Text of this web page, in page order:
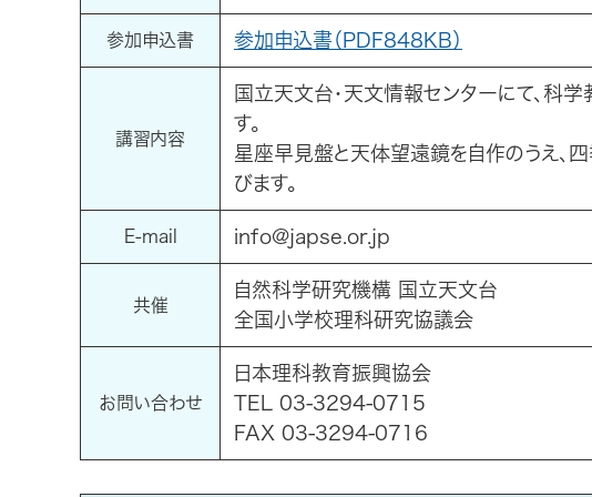
参加申込書 参加申込書（PDF848KB）
講習内容
国立天文台・天文情報センターにて、科
す。
星座早見盤と天体望遠鏡を自作のうえ、
びます。
E-mail info@japse.or.jp
共催
自然科学研究機構 国立天文台
全国小学校理科研究協議会
お問い合わせ
日本理科教育振興協会
TEL 03-3294-0715
FAX 03-3294-0716